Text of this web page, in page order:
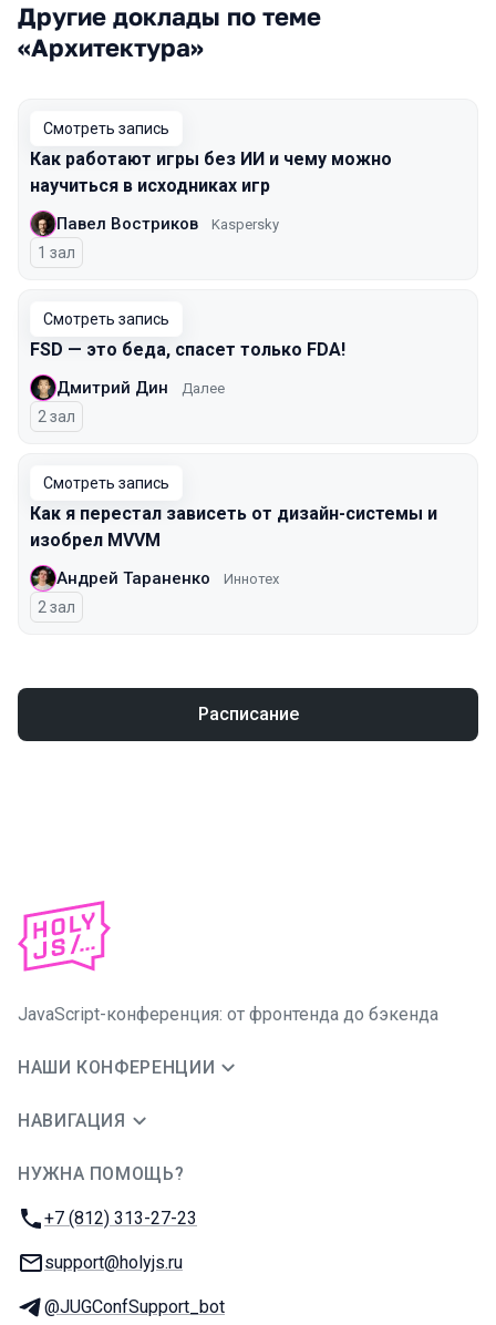
Другие доклады по теме
«Архитектура»
Смотреть запись
Как работают игры без ИИ и чему можно
научиться в исходниках игр
Павел Востриков Kaspersky
1 зал
Смотреть запись
FSD — это беда, спасет только FDA!
Дмитрий Дин Далее
2 зал
Смотреть запись
Как я перестал зависеть от дизайн-системы и
изобрел MVVM
Андрей Тараненко Иннотех
2 зал
Расписание
JavaScript-конференция: от фронтенда до бэкенда
НАШИ КОНФЕРЕНЦИИ
НАВИГАЦИЯ
НУЖНА ПОМОЩЬ?
Телефон:
+7 (812) 313-27-23
E-mail:
support@holyjs.ru
Телеграм:
@JUGConfSupport_bot